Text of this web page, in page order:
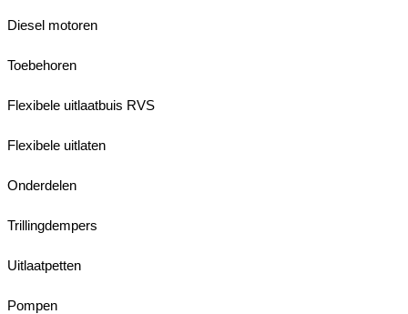
Diesel motoren
Toebehoren
Flexibele uitlaatbuis RVS
Flexibele uitlaten
Onderdelen
Trillingdempers
Uitlaatpetten
Pompen